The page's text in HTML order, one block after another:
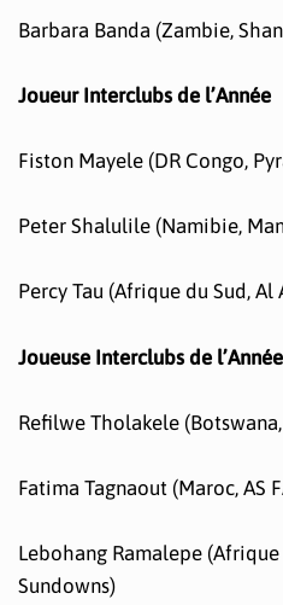
Barbara Banda (Zambie,
Joueur Interclubs de l’Année
Fiston Mayele (DR Congo,
Peter Shalulile (Namibie,
Percy Tau (Afrique du Sud, Al
Joueuse Interclubs de l’Année
Refilwe Tholakele
Fatima Tagnaout (Maroc, AS
Lebohang Ramalepe
Sundowns)